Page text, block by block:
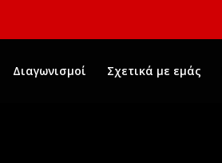
Διαγωνισμοί Σχετικά με εμάς